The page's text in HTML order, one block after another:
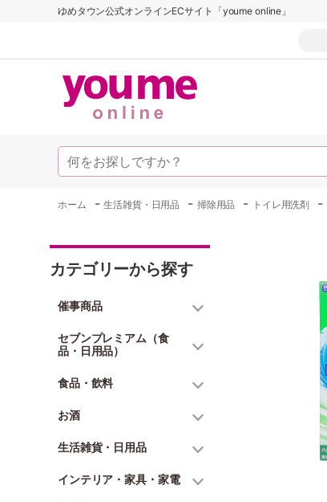
ゆめタウン公式オンラインECサイト「youme online」
ホーム -生活雑貨・日用品 - 掃除用品 - トイレ用洗剤 -
カテゴリーから探す
催事商品
セブンプレミアム（食
品・日用品）
食品・飲料
お酒
生活雑貨・日用品
インテリア・家具・家電